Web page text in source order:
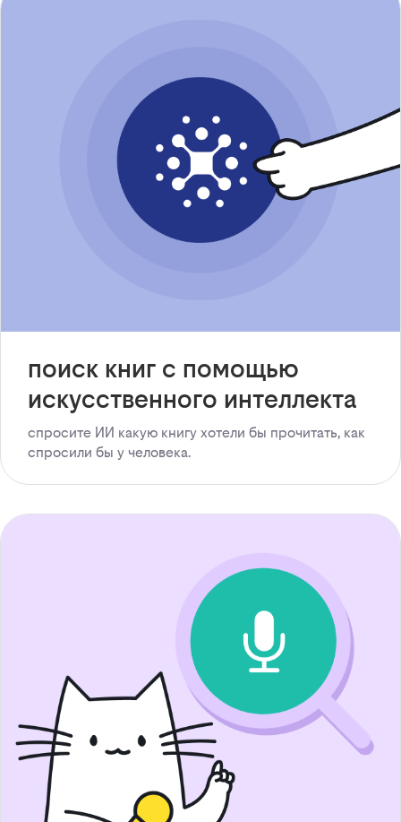
поиск книг с помощью
искусственного интеллекта
спросите ИИ какую книгу хотели бы прочитать, как
спросили бы у человека.